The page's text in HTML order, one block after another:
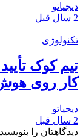
دیجیاتو
2 سال قبل
تکنولوژی
تیم کوک
کار روی
دیجیاتو
2 سال قبل
دیدگاهتان را بنویسید